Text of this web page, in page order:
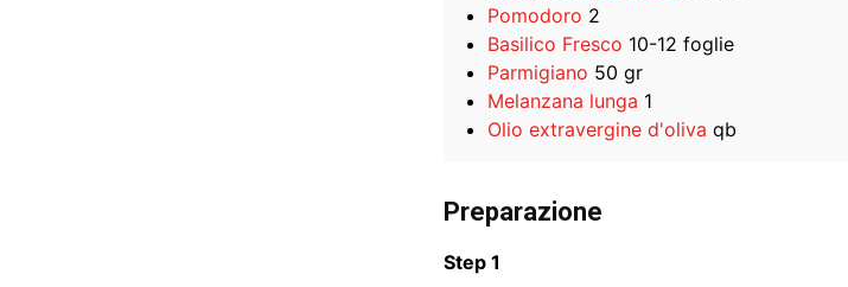
Pomodoro 2
Basilico Fresco 10-12 foglie
Parmigiano 50 gr
Melanzana lunga 1
Olio extravergine d'oliva qb
Preparazione
Step 1